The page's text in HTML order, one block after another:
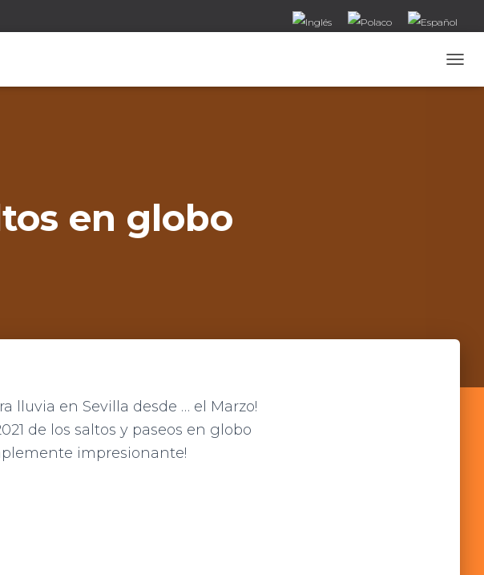
O
en globo
lluvia en Sevilla desde … el Marzo!
de los saltos y paseos en globo
impresionante!